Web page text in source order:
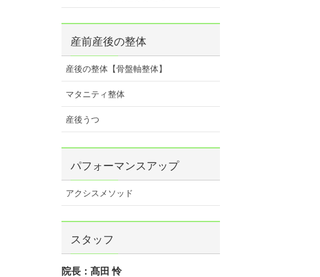
産前産後の整体
産後の整体【骨盤軸整体】
マタニティ整体
産後うつ
パフォーマンスアップ
アクシスメソッド
スタッフ
院長：髙田 怜